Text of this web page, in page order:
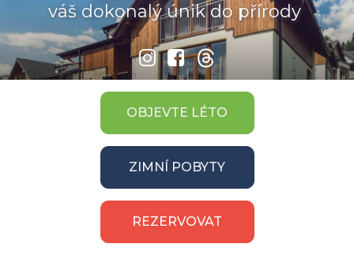
váš dokonalý únik do přírody
 
OBJEVTE LÉTO
ZIMNÍ POBYTY
REZERVOVAT